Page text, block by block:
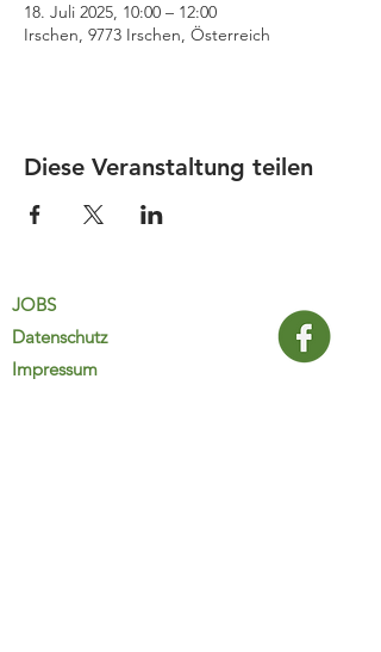
18. Juli 2025, 10:00 – 12:00
Irschen, 9773 Irschen, Österreich
Diese Veranstaltung teilen
JOBS
Datenschutz
Impressum